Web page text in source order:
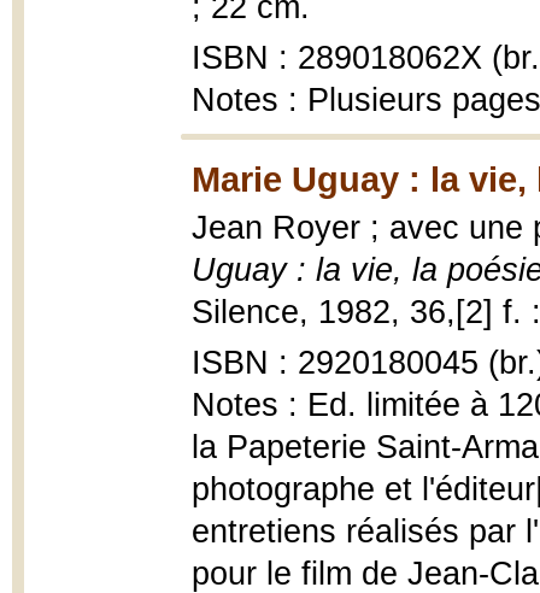
; 22 cm.
ISBN : 289018062X
Notes : Plusieurs
Marie Uguay : la vie,
Jean Royer ; avec
Uguay : la vie, la
Silence, 1982, 36,[2] f.
ISBN : 2920180045
Notes : Ed. limitée à
la Papeterie Saint-
photographe et
entretiens réalisés par
pour le film de Jean-